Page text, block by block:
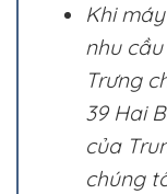
Khi
nhu
Trưng
39 Hai
của
chúng